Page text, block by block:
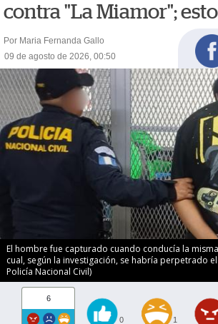
contra "La Miamor";
Por Maria Fernanda Gallo
09 de agosto de 2026, 00:50
El hombre fue capturado cuando conducía la
cual, según la investigación, se habría perpetrado
Policía Nacional Civil)
6
0 1